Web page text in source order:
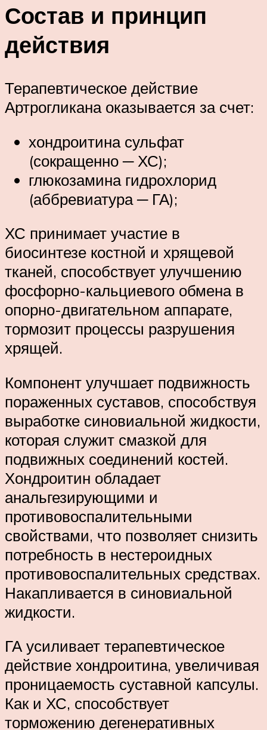
Состав и принцип
действия
Терапевтическое действие
Артрогликана оказывается за счет:
хондроитина сульфат
(сокращенно ─ ХС);
глюкозамина гидрохлорид
(аббревиатура ─ ГА);
ХС принимает участие в
биосинтезе костной и хрящевой
тканей, способствует улучшению
фосфорно-кальциевого обмена в
опорно-двигательном аппарате,
тормозит процессы разрушения
хрящей.
Компонент улучшает подвижность
пораженных суставов, способствуя
выработке синовиальной жидкости,
которая служит смазкой для
подвижных соединений костей.
Хондроитин обладает
анальгезирующими и
противовоспалительными
свойствами, что позволяет снизить
потребность в нестероидных
противовоспалительных средствах.
Накапливается в синовиальной
жидкости.
ГА усиливает терапевтическое
действие хондроитина, увеличивая
проницаемость суставной капсулы.
Как и ХС, способствует
торможению дегенеративных